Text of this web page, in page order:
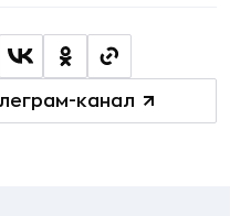
канал